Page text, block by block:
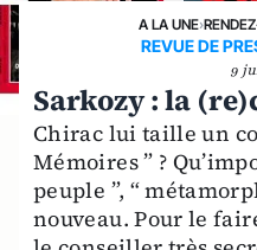
A LA UNE›
REVUE DE
9
Sarkozy : la
Chirac lui taille un
Mémoires ” ?
peuple ”, “
nouveau. Pour le